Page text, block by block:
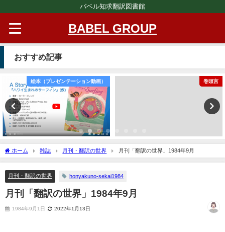
バベル知求翻訳図書館
BABEL GROUP
おすすめ記事
絵本（プレゼンテーション動画） 巻頭言
ホーム 雑誌 月刊・翻訳の世界 月刊「翻訳の世界」1984年9月
月刊・翻訳の世界 honyakuno-sekai1984
月刊「翻訳の世界」1984年9月
1984年9月1日 2022年1月13日